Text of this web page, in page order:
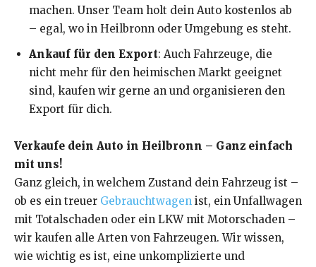
machen. Unser Team holt dein Auto kostenlos ab
– egal, wo in Heilbronn oder Umgebung es steht.
Ankauf für den Export: Auch Fahrzeuge, die
nicht mehr für den heimischen Markt geeignet
sind, kaufen wir gerne an und organisieren den
Export für dich.
Verkaufe dein Auto in Heilbronn – Ganz einfach
mit uns!
Ganz gleich, in welchem Zustand dein Fahrzeug ist –
ob es ein treuer Gebrauchtwagen ist, ein Unfallwagen
mit Totalschaden oder ein LKW mit Motorschaden –
wir kaufen alle Arten von Fahrzeugen. Wir wissen,
wie wichtig es ist, eine unkomplizierte und